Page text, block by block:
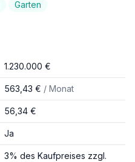
Garten
1.230.000 €
563,43 € / Monat
56,34 €
Ja
3% des Kaufpreises zzgl.